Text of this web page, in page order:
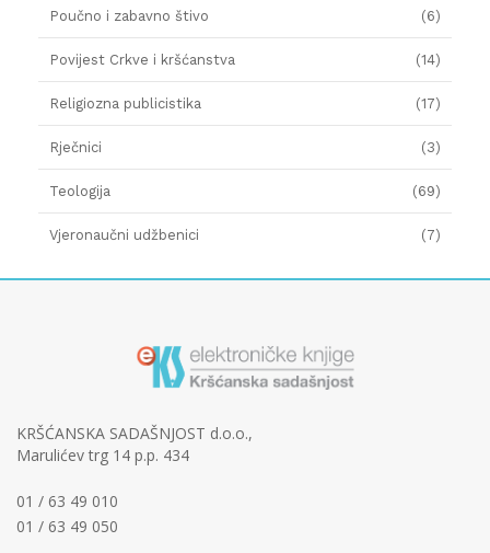
Poučno i zabavno štivo (6)
Povijest Crkve i kršćanstva (14)
Religiozna publicistika (17)
Rječnici (3)
Teologija (69)
Vjeronaučni udžbenici (7)
KRŠĆANSKA SADAŠNJOST d.o.o.,
Marulićev trg 14 p.p. 434
01 / 63 49 010
01 / 63 49 050